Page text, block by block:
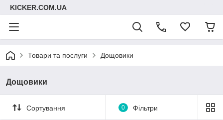
KICKER.COM.UA
Товари та послуги Дощовики
Дощовики
Сортування 0 Фільтри